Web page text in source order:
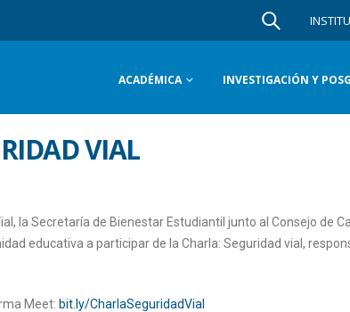
ACADÉMICA INVESTIGACIÓN Y
VIAL
la Secretaría de Bienestar Estudiantil junto al Consejo de
educativa a participar de la Charla: Seguridad vial,
Meet: bit.ly/CharlaSeguridadVial